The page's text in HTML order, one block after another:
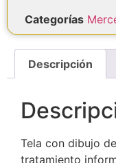
Categorías
Descripción
Tela con dibujo
tratamiento